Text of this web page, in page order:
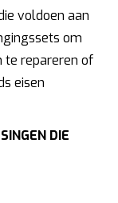
voldoen aan
om
te repareren of
eisen
DIE